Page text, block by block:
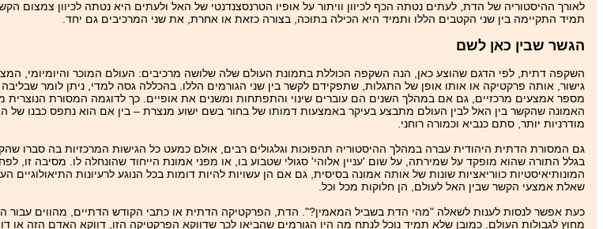
לאורך ההיסטוריה של הדת, לעתים נטתה הכף לכיוון וויתור על אופיו הטרנסצנדנטי של האל ולעתים היא נטתה לכיוון צמצום
תמיד התקיימה בין שני הקטבים הללו ותמיד היא הכילה בתוכה, בצורה כזאת או אחרת, את שני המרכיבים גם יחד.
הגשר שבין כאן לשם
השקפה דתית, לפי הדגם שהוצע כאן, הנה השקפה הכוללת בתמונת העולם שלה שלושה מרכיבים: העולם המוכר והיומיומי,
גישור, אותה פרקטיקה או אותו אופן של התגלות, שתפקידם לקשר בין שני הגורמים הללו. בהכללה גסה למדי, ניתן לומר
מספר אמצעים מרכזיים, גם אם במהלך השנים הם עוברים שינוי והתפתחות ומשנים את אופיים. כך לדוגמה המסורת הנוצרית
האמונה שהקשר בין האל לבין העולם מתבצע בעיקר באמצעות דמותו של בחור בשם ישוע מנצרת – בין אם הוא נתפס כבנו
מודרניות יותר, סתם כנביא וכמורה רוחני.
גם המסורת הדתית היהודית עברה במהלך ההיסטוריה תהפוכות וגלגולים רבים, אולם כמעט כל הגישות המרכזיות בה סברו
בגלל התורה שהוא מופקד על שמירתה, על שום 'עניין אלוהי' סגולי שטבוע בו, או מפני אמונת הייחוד שהונחלה לו. מסיבה זו,
המונותיאיסטיות כווריאציות שונות של אותה אמונה בסיסית, גם אם הן עשויות להיות דומות בכל הנוגע לרעיונות התיאולוגיים
שאלת אמצעי הקשר שבין האל לעולם, הן חלוקות מכל וכל.
כעת אפשר לנסות לענות לשאלה "מהי הדת בשביל המאמין?". הדת, הפרקטיקה הדתית או כתבי הקודש הדתיים, מהווים
מחוץ לגבולות העולם. כמובן שלא תמיד נוכל לנתח מה היו הגורמים שהביאו לכך שדווקא הפרקטיקה הזו, דווקא האדם הזה